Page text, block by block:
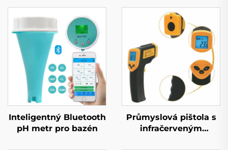
Inteligentný Bluetooth
pH metr pro bazén
Průmyslová pištola s
infračerveným